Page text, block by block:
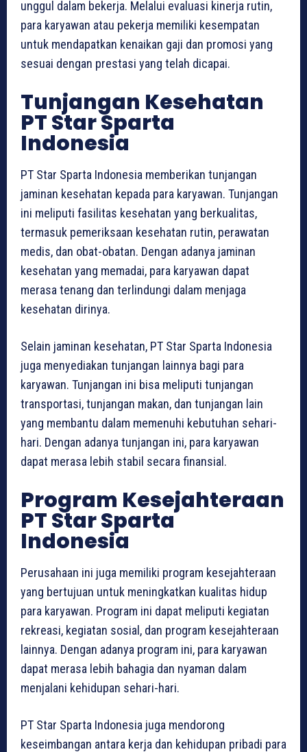
unggul dalam bekerja. Melalui evaluasi kinerja rutin,
para karyawan atau pekerja memiliki kesempatan
untuk mendapatkan kenaikan gaji dan promosi yang
sesuai dengan prestasi yang telah dicapai.
Tunjangan Kesehatan
PT Star Sparta
Indonesia
PT Star Sparta Indonesia memberikan tunjangan
jaminan kesehatan kepada para karyawan. Tunjangan
ini meliputi fasilitas kesehatan yang berkualitas,
termasuk pemeriksaan kesehatan rutin, perawatan
medis, dan obat-obatan. Dengan adanya jaminan
kesehatan yang memadai, para karyawan dapat
merasa tenang dan terlindungi dalam menjaga
kesehatan dirinya.
Selain jaminan kesehatan, PT Star Sparta Indonesia
juga menyediakan tunjangan lainnya bagi para
karyawan. Tunjangan ini bisa meliputi tunjangan
transportasi, tunjangan makan, dan tunjangan lain
yang membantu dalam memenuhi kebutuhan sehari-
hari. Dengan adanya tunjangan ini, para karyawan
dapat merasa lebih stabil secara finansial.
Program Kesejahteraan
PT Star Sparta
Indonesia
Perusahaan ini juga memiliki program kesejahteraan
yang bertujuan untuk meningkatkan kualitas hidup
para karyawan. Program ini dapat meliputi kegiatan
rekreasi, kegiatan sosial, dan program kesejahteraan
lainnya. Dengan adanya program ini, para karyawan
dapat merasa lebih bahagia dan nyaman dalam
menjalani kehidupan sehari-hari.
PT Star Sparta Indonesia juga mendorong
keseimbangan antara kerja dan kehidupan pribadi para